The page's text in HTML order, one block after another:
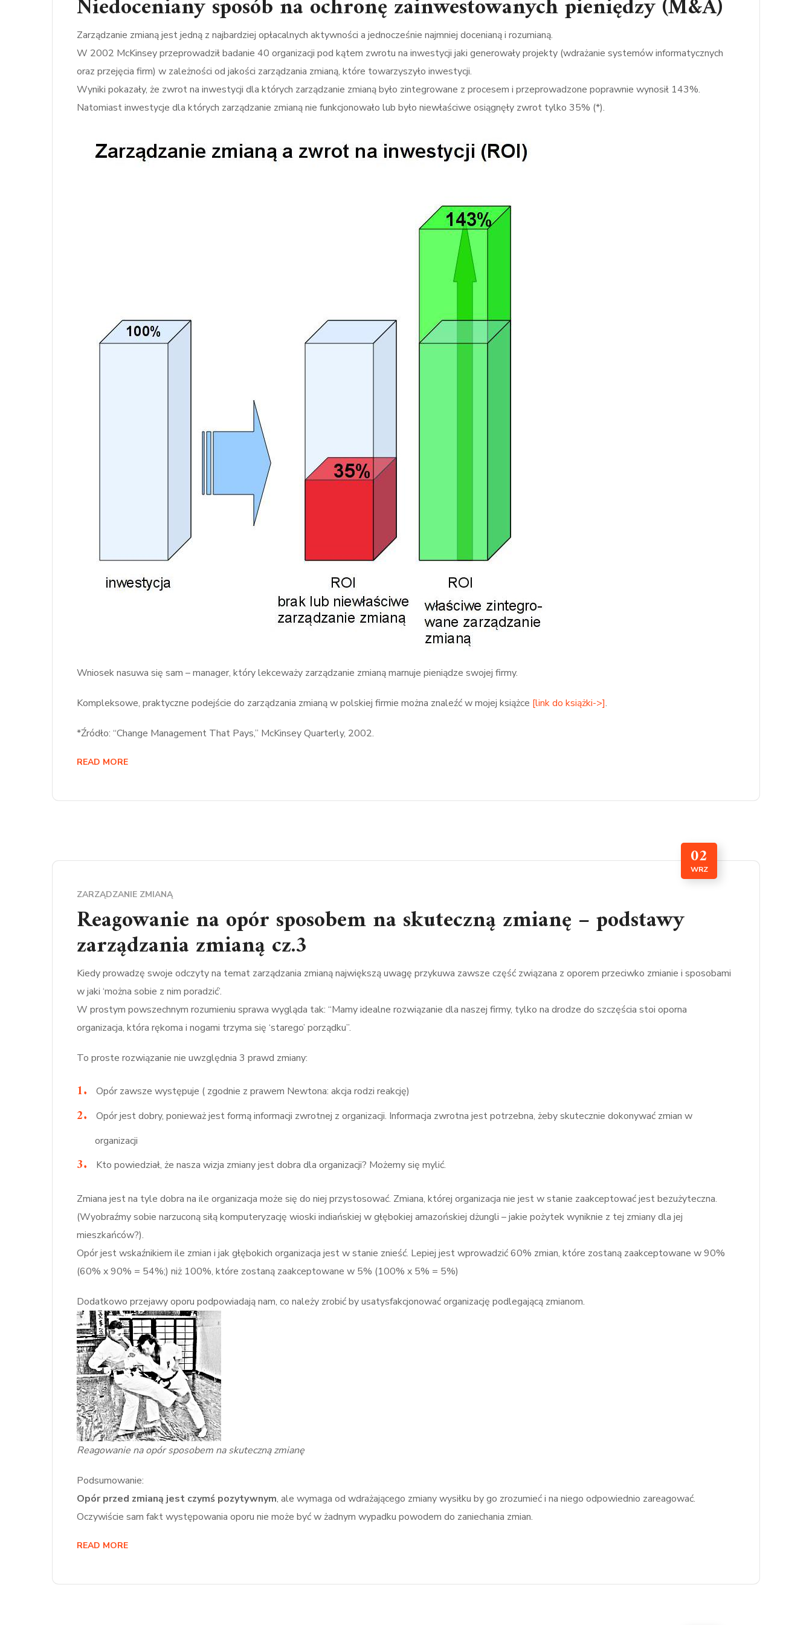
Niedoceniany sposób na ochronę zainwestowanych pieniędzy (M&A)
Zarządzanie zmianą jest jedną z najbardziej opłacalnych aktywności a jednocześnie najmniej docenianą i rozumianą.
W 2002 McKinsey przeprowadził badanie 40 organizacji pod kątem zwrotu na inwestycji jaki generowały projekty (wdrażanie systemów informatycznych
oraz przejęcia firm) w zależności od jakości zarządzania zmianą, które towarzyszyło inwestycji.
Wyniki pokazały, że zwrot na inwestycji dla których zarządzanie zmianą było zintegrowane z procesem i przeprowadzone poprawnie wynosił 143%.
Natomiast inwestycje dla których zarządzanie zmianą nie funkcjonowało lub było niewłaściwe osiągnęły zwrot tylko 35% (*).
Wniosek nasuwa się sam – manager, który lekceważy zarządzanie zmianą marnuje pieniądze swojej firmy.
Kompleksowe, praktyczne podejście do zarządzania zmianą w polskiej firmie można znaleźć w mojej książce [link do książki->].
*Źródło: “Change Management That Pays,” McKinsey Quarterly, 2002.
READ MORE
02
WRZ
ZARZĄDZANIE ZMIANĄ
Reagowanie na opór sposobem na skuteczną zmianę – podstawy
zarządzania zmianą cz.3
Kiedy prowadzę swoje odczyty na temat zarządzania zmianą największą uwagę przykuwa zawsze część związana z oporem przeciwko zmianie i sposobami
w jaki ‘można sobie z nim poradzić’.
W prostym powszechnym rozumieniu sprawa wygląda tak: “Mamy idealne rozwiązanie dla naszej firmy, tylko na drodze do szczęścia stoi oporna
organizacja, która rękoma i nogami trzyma się ‘starego’ porządku”.
To proste rozwiązanie nie uwzględnia 3 prawd zmiany:
Opór zawsze występuje ( zgodnie z prawem Newtona: akcja rodzi reakcję)
Opór jest dobry, ponieważ jest formą informacji zwrotnej z organizacji. Informacja zwrotna jest potrzebna, żeby skutecznie dokonywać zmian w
organizacji
Kto powiedział, że nasza wizja zmiany jest dobra dla organizacji? Możemy się mylić.
Zmiana jest na tyle dobra na ile organizacja może się do niej przystosować. Zmiana, której organizacja nie jest w stanie zaakceptować jest bezużyteczna.
(Wyobraźmy sobie narzuconą siłą komputeryzację wioski indiańskiej w głębokiej amazońskiej dżungli – jakie pożytek wyniknie z tej zmiany dla jej
mieszkańców?).
Opór jest wskaźnikiem ile zmian i jak głębokich organizacja jest w stanie znieść. Lepiej jest wprowadzić 60% zmian, które zostaną zaakceptowane w 90%
(60% x 90% = 54%;) niż 100%, które zostaną zaakceptowane w 5% (100% x 5% = 5%)
Dodatkowo przejawy oporu podpowiadają nam, co należy zrobić by usatysfakcjonować organizację podlegającą zmianom.
Reagowanie na opór sposobem na skuteczną zmianę
Podsumowanie:
Opór przed zmianą jest czymś pozytywnym, ale wymaga od wdrażającego zmiany wysiłku by go zrozumieć i na niego odpowiednio zareagować.
Oczywiście sam fakt występowania oporu nie może być w żadnym wypadku powodem do zaniechania zmian.
READ MORE